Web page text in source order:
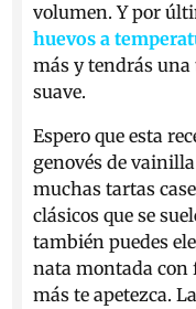
volumen. Y por
huevos a
más y tendrás
suave.
Espero que esta
genovés de
muchas tartas
clásicos que se
también puedes
nata montada con
más te apetezca.